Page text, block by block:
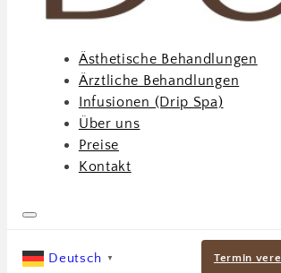
Ästhetische Behandlungen
Ärztliche Behandlungen
Infusionen (Drip Spa)
Über uns
Preise
Kontakt
Deutsch ▼ Termin